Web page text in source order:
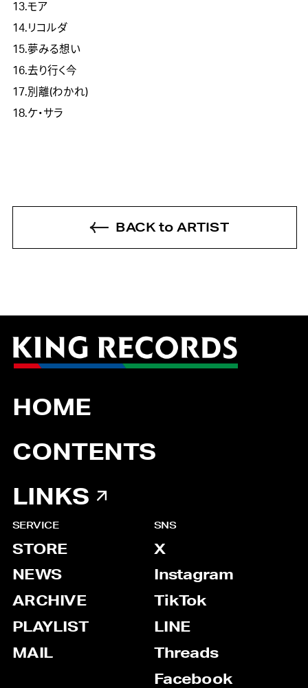
13.モア
14.リコルダ
15.夢みる想い
16.去り行く今
17.別離(わかれ)
18.ケ・サラ
BACK to ARTIST
HOME
CONTENTS
LINKS
SERVICE
STORE
NEWS
ARCHIVE
PLAYLIST
MAIL
SNS
X
Instagram
TikTok
LINE
Threads
Facebook